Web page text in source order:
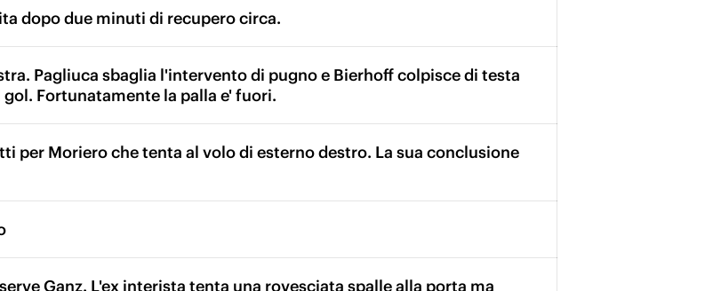
dopo due minuti di recupero circa.
Pagliuca sbaglia l'intervento di pugno e Bierhoff colpisce di testa
Fortunatamente la palla e' fuori.
per Moriero che tenta al volo di esterno destro. La sua conclusione
Ganz. L'ex interista tenta una rovesciata spalle alla porta ma